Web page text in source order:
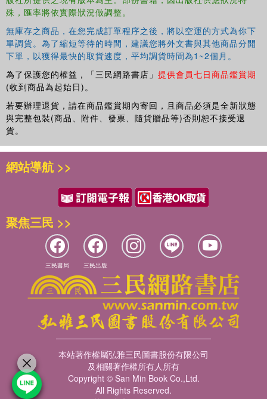
殊，匯率將依實際狀況做調整。
無庫存之商品，在您完成訂單程序之後，將以空運的方式為你下
單調貨。為了縮短等待的時間，建議您將外文書與其他商品分開
下單，以獲得最快的取貨速度，平均調貨時間為1~2個月。
為了保護您的權益，「三民網路書店」 提供會員七日商品鑑賞期
(收到商品為起始日)。
若要辦理退貨，請在商品鑑賞期內寄回，且商品必須是全新狀態
與完整包裝(商品、附件、發票、隨貨贈品等)否則恕不接受退
貨。
網站導航 >>
聚焦三民 >>
三民書局 三民出版
本站著作權屬弘雅三民圖書股份有限公司
及相關著作權所有人所有
Copyright © San Min Book Co.,Ltd.
All Rights Reserved.